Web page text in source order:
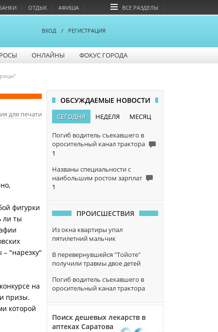
ОТДЫХ АФИША ВСЕ РАЗДЕЛЫ
ВХОД / РЕГИСТРАЦИЯ
ОНЛАЙНЫ ФОКУС ГОРОДА
для печати
фигурки
ли ты
– "нарезку"
на
призы.
которой
ОБСУЖДАЕМЫЕ НОВОСТИ
СЕГОДНЯ НЕДЕЛЯ МЕСЯЦ
Погиб водитель съехавшего в
оросительный канал трактора
1
Названы специальности с
наибольшим ростом зарплат
1
ПРОИСШЕСТВИЯ
Из окна квартиры упал
пятилетний мальчик
В перевернувшейся "Тойоте"
получили травмы двое детей
Погиб водитель съехавшего в
оросительный канал трактора
Поиск дешевых лекарств в
аптеках Саратова